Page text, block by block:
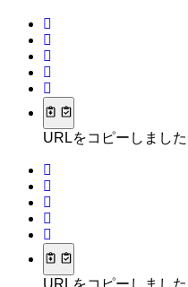
URLをコピーしました